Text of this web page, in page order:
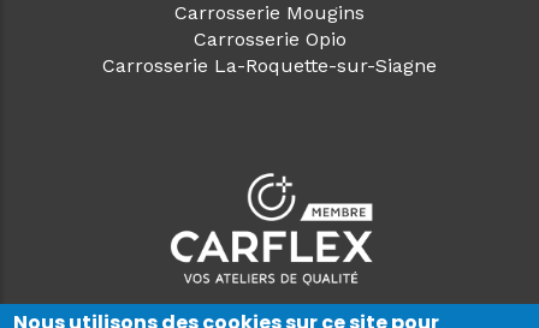
Carrosserie Mougins
Carrosserie Opio
Carrosserie La-Roquette-sur-Siagne